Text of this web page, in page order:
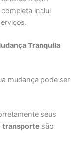
inclui
Tranquila
mudança pode ser
seus
transporte são